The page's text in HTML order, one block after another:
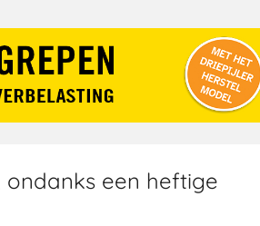
een heftige